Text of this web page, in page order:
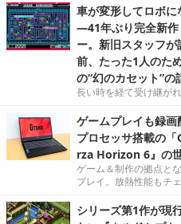
車が変形してロボ
―41年ぶり完全新作
ー。新旧スタッフ
前、たった1人のた
の“幻のカセット”の
長い時を経て受け継が
ゲームプレイも録
プロセッサ搭載の
rza Horizon 6』の
ゲーム＆制作の拠点と
プレイ。放熱性能もチ
シリーズ第1作が現